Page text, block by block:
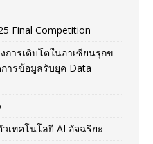
Final Competition
การเติบโตในอาเซียนรุกข
ารข้อมูลรับยุค Data
วเทคโนโลยี AI อัจฉริยะ